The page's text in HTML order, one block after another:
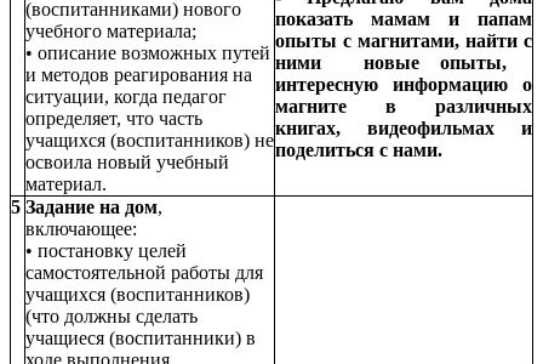
(воспитанниками) нового
учебного материала;
• описание возможных путей
и методов реагирования на
ситуации, когда педагог
определяет, что часть
учащихся (воспитанников) не
освоила новый учебный
материал.
показать мамам и папам
опыты с магнитами, найти с
ними новые опыты,
интересную информацию о
магните в различных
книгах, видеофильмах и
поделиться с нами.
5 Задание на дом,
включающее:
• постановку целей
самостоятельной работы для
учащихся (воспитанников)
(что должны сделать
учащиеся (воспитанники) в
ходе выполнения